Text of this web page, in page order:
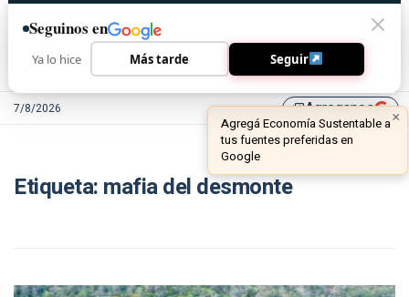
7/8/2026 library_addAgreganos ×
Agregá Economía Sustentable a
tus fuentes preferidas en
Google
Etiqueta: mafia del desmonte
Seguinos en
Ya lo hice Más tarde Seguir